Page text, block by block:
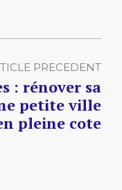
PRECEDENT
: rénover sa
petite ville
pleine cote